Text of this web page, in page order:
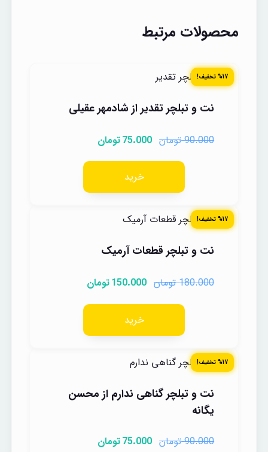
محصولات مرتبط
%17 تخفیف!
نت و تبلچر تقدیر از شادمهر عقیلی
90.000 تومان 75.000تومان
خرید
%17 تخفیف!
نت و تبلچر قطعات آرمیک
180.000 تومان 150.000تومان
خرید
%17 تخفیف!
نت و تبلچر گناهی ندارم از محسن
یگانه
90.000 تومان 75.000تومان